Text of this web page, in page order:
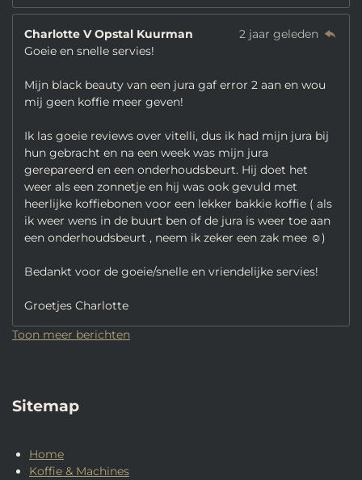
Charlotte V Opstal Kuurman
2 jaar geleden
Goeie en snelle servies!
Mijn black beauty van een jura gaf error 2 aan en wou
mij geen koffie meer geven!
Ik las goeie reviews over vitelli, dus ik had mijn jura bij
hun gebracht en na een week was mijn jura
gerepareerd en een onderhoudsbeurt. Hij doet het
weer als een zonnetje en hij was ook gevuld met
heerlijke koffiebonen voor een lekker bakkie koffie ( als
ik weer wens in de buurt ben of de jura is weer toe aan
een onderhoudsbeurt , neem ik zeker een zak mee ☺️)
Bedankt voor de goeie/snelle en vriendelijke servies!
Groetjes Charlotte
Toon meer berichten
Sitemap
Home
Koffie & Machines